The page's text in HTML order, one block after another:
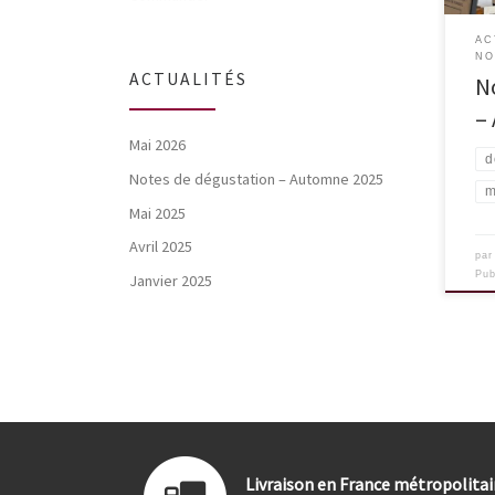
–
ACTUALITÉS
Mai 2026
Notes de dégustation – Automne 2025
Mai 2025
Avril 2025
Janvier 2025
Livraison en France